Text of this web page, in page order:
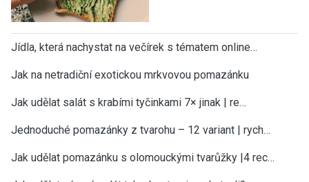
Jídla, která nachystat na večírek s tématem online…
Jak na netradiční exotickou mrkvovou pomazánku
Jak udělat salát s krabími tyčinkami 7× jinak | re…
Jednoduché pomazánky z tvarohu – 12 variant | rych…
Jak udělat pomazánku s olomouckými tvarůžky |4 rec…